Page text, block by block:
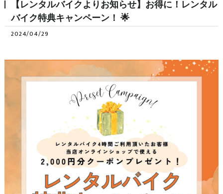
【レンタルバイクよりお知らせ】お得に！レンタル
バイク特典キャンペーン！ 🌟
2024/04/29